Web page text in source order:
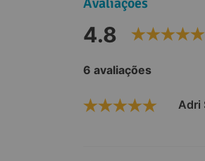
4.8
6 avaliações
Adri